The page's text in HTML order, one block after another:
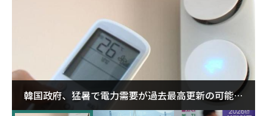
韓国政府、猛暑で電力需要が過去最高更新の可能性